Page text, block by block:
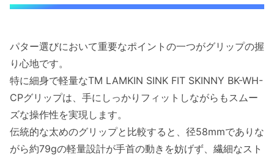
パター選びにおいて重要なポイントの一つがグリップの握
り心地です。
特に細身で軽量なTM LAMKIN SINK FIT SKINNY BK-WH-
CPグリップは、手にしっかりフィットしながらもスムー
ズな操作性を実現します。
伝統的な太めのグリップと比較すると、径58mmでありな
がら約79gの軽量設計が手首の動きを妨げず、繊細なスト